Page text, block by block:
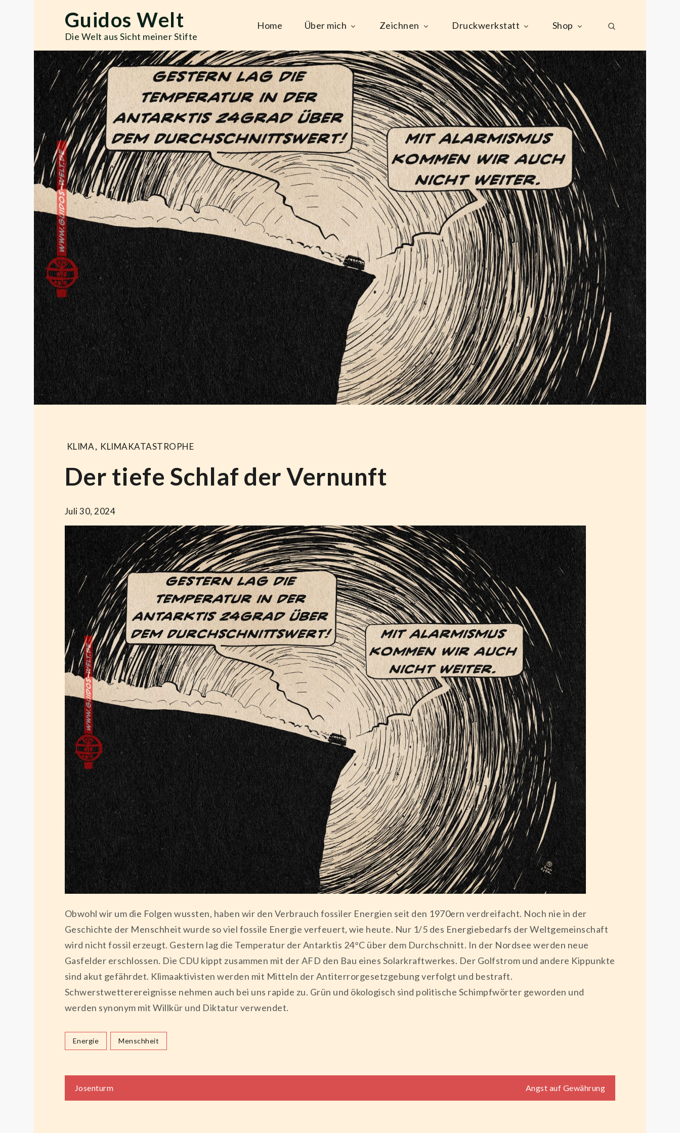
Guidos Welt
Die Welt aus Sicht meiner Stifte
Home Über mich Zeichnen Druckwerkstatt Shop
KLIMA, KLIMAKATASTROPHE
Der tiefe Schlaf der Vernunft
Juli 30, 2024
Obwohl wir um die Folgen wussten, haben wir den Verbrauch fossiler Energien seit den 1970ern verdreifacht. Noch nie in der
Geschichte der Menschheit wurde so viel fossile Energie verfeuert, wie heute. Nur 1/5 des Energiebedarfs der Weltgemeinschaft
wird nicht fossil erzeugt. Gestern lag die Temperatur der Antarktis 24°C über dem Durchschnitt. In der Nordsee werden neue
Gasfelder erschlossen. Die CDU kippt zusammen mit der AFD den Bau eines Solarkraftwerkes. Der Golfstrom und andere Kippunkte
sind akut gefährdet. Klimaaktivisten werden mit Mitteln der Antiterrorgesetzgebung verfolgt und bestraft.
Schwerstwetterereignisse nehmen auch bei uns rapide zu. Grün und ökologisch sind politische Schimpfwörter geworden und
werden synonym mit Willkür und Diktatur verwendet.
Energie Menschheit
Beitragsnavigation
Josenturm Angst auf Gewährung